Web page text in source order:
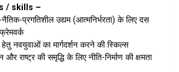
/ skills –
प्रगतिशील उद्यम (आत्मनिर्भरता) के लिए दस
हेतु नवयुवाओं का मार्गदर्शन करने की स्किल्स
और राष्ट्र की समृद्धि के लिए नीति-निर्माण की क्षमता